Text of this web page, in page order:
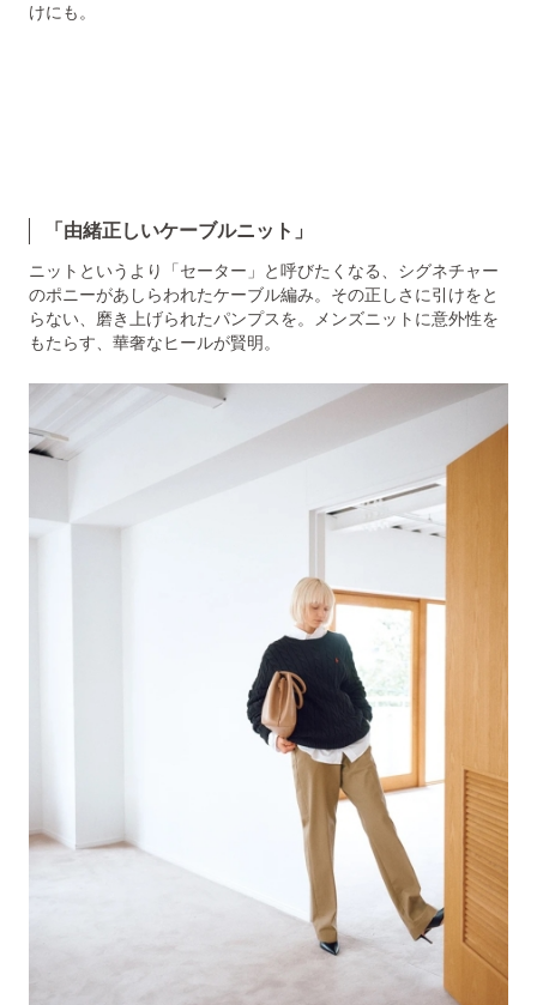
けにも。
「由緒正しいケーブルニット」
ニットというより「セーター」と呼びたくなる、シグネチャー
のポニーがあしらわれたケーブル編み。その正しさに引けをと
らない、磨き上げられたパンプスを。メンズニットに意外性を
もたらす、華奢なヒールが賢明。